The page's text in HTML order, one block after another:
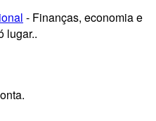
- Finanças, economia e
lugar..